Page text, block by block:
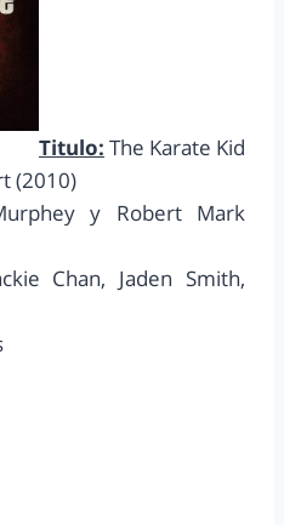
Titulo: The Karate Kid
(2010)
y Robert Mark
Chan, Jaden Smith,